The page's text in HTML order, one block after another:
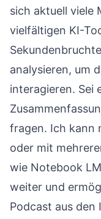
sich aktuell viele
vielfältigen KI-
analysieren, um
interagieren. Sei
fragen. Ich kann
oder mit
wie Notebook LM
weiter und
Podcast aus den